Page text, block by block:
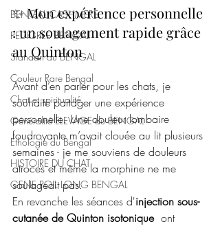
BENGAL CASHMERE
PEDIGREE BENGAL
Standart du BENGAL
Couleur Rare Bengal
Chat et spiritualité
Généralité ELEVAGE du BENGAL
Ethologie du Bengal
HISTOIRE DU CHAT
GENE POIL LONG BENGAL
✨ Mon expérience personnelle
: un soulagement rapide grâce
au Quinton
Avant d’en parler pour les chats, je
souhaite partager une expérience
personnelle. Une douleur lombaire
foudroyante m’avait clouée au lit plusieurs
semaines - je me souviens de douleurs
atroces et même la morphine ne me
soulageait pas.
En revanche les séances d'injection sous-
cutanée de Quinton isotonique
  ont